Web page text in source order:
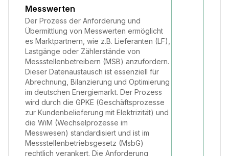
Messwerten
Der Prozess der Anforderung und
Übermittlung von Messwerten ermöglicht
es Marktpartnern, wie z.B. Lieferanten (LF),
Lastgänge oder Zählerstände von
Messstellenbetreibern (MSB) anzufordern.
Dieser Datenaustausch ist essenziell für
Abrechnung, Bilanzierung und Optimierung
im deutschen Energiemarkt. Der Prozess
wird durch die GPKE (Geschäftsprozesse
zur Kundenbelieferung mit Elektrizität) und
die WiM (Wechselprozesse im
Messwesen) standardisiert und ist im
Messstellenbetriebsgesetz (MsbG)
rechtlich verankert. Die Anforderung